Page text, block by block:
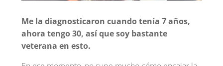
Me la diagnosticaron cuando tenía 7 años,
ahora tengo 30, así que soy bastante
veterana en esto.